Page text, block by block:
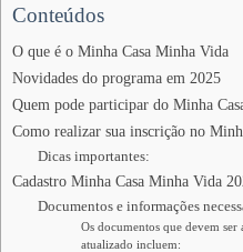
Conteúdos
O que é o Minha Casa Minha Vida
Novidades do programa em 2025
Quem pode participar do Minha
Como realizar sua inscrição no
Dicas importantes:
Cadastro Minha Casa Minha Vida
Documentos e informações
Os documentos que devem ser
atualizado incluem: